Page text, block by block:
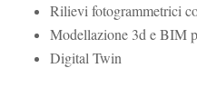
Rilievi fotogrammetrici
Modellazione 3d e BIM
Digital Twin